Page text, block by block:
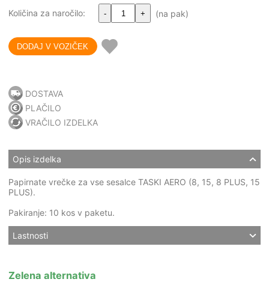
Količina za naročilo: - + (na pak)
DOSTAVA
PLAČILO
VRAČILO IZDELKA
Opis izdelka
Papirnate vrečke za vse sesalce TASKI AERO (8, 15, 8 PLUS, 15
PLUS).
Pakiranje: 10 kos v paketu.
Lastnosti
Zelena alternativa